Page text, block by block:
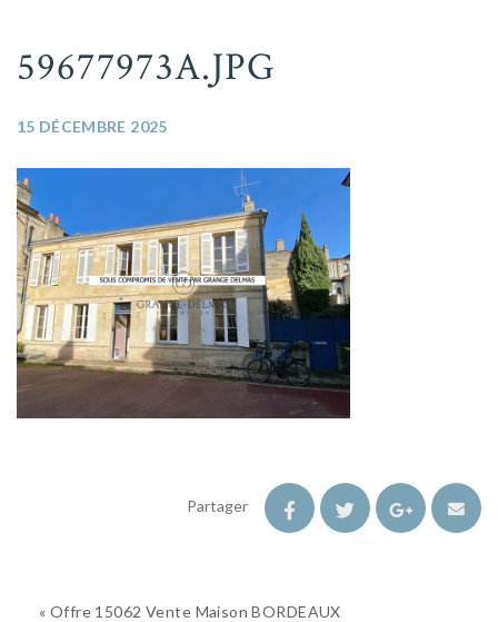
59677973A.JPG
15 DÉCEMBRE 2025
Partager
« Offre 15062 Vente Maison BORDEAUX